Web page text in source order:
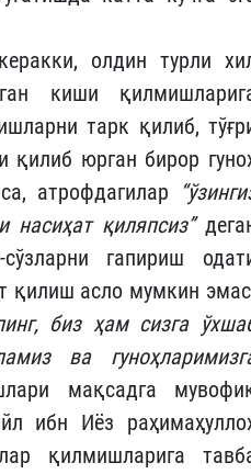
олдин турли
киши
тарк қилиб,
қилиб юрган бирор
атрофдагилар
насиҳат қиляпсиз”
гапириш
қилиш асло мумкин
биз ҳам сизга
ва
мақсадга
ибн Иёз
қилмишларига